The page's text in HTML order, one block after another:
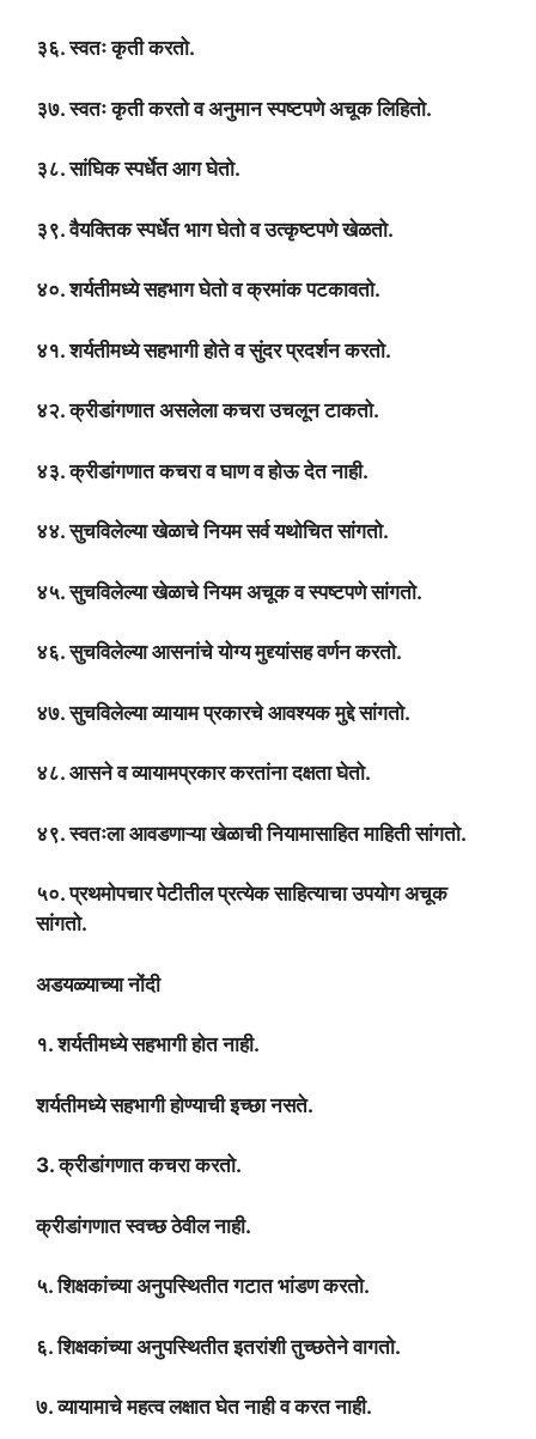
३६. स्वतः कृती करतो.
३७. स्वतः कृती करतो व अनुमान स्पष्टपणे अचूक लिहितो.
३८. सांघिक स्पर्धेत आग घेतो.
३९. वैयक्तिक स्पर्धेत भाग घेतो व उत्कृष्टपणे खेळतो.
४०. शर्यतीमध्ये सहभाग घेतो व क्रमांक पटकावतो.
४१. शर्यतीमध्ये सहभागी होते व सुंदर प्रदर्शन करतो.
४२. क्रीडांगणात असलेला कचरा उचलून टाकतो.
४३. क्रीडांगणात कचरा व घाण व होऊ देत नाही.
४४. सुचविलेल्या खेळाचे नियम सर्व यथोचित सांगतो.
४५. सुचविलेल्या खेळाचे नियम अचूक व स्पष्टपणे सांगतो.
४६. सुचविलेल्या आसनांचे योग्य मुद्द्यांसह वर्णन करतो.
४७. सुचविलेल्या व्यायाम प्रकारचे आवश्यक मुद्दे सांगतो.
४८. आसने व व्यायामप्रकार करतांना दक्षता घेतो.
४९. स्वतःला आवडणाऱ्या खेळाची नियामासाहित माहिती सांगतो.
५०. प्रथमोपचार पेटीतील प्रत्येक साहित्याचा उपयोग अचूक
सांगतो.
अडयळ्याच्या नोंदी
१. शर्यतीमध्ये सहभागी होत नाही.
शर्यतीमध्ये सहभागी होण्याची इच्छा नसते.
3. क्रीडांगणात कचरा करतो.
क्रीडांगणात स्वच्छ ठेवील नाही.
५. शिक्षकांच्या अनुपस्थितीत गटात भांडण करतो.
६. शिक्षकांच्या अनुपस्थितीत इतरांशी तुच्छतेने वागतो.
७. व्यायामाचे महत्व लक्षात घेत नाही व करत नाही.